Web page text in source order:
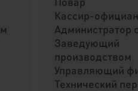
Кассир-
Администратор
Заведующий
производством
Управляющий
Технический